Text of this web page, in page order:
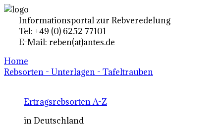
Informationsportal zur Rebveredelung
Tel: +49 (0) 6252 77101
E-Mail: reben(at)antes.de
Home
Rebsorten - Unterlagen - Tafeltrauben
Ertragsrebsorten A-Z
in Deutschland